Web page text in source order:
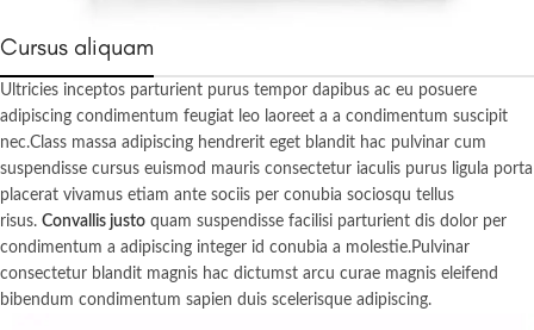
Cursus aliquam
Ultricies inceptos parturient purus tempor dapibus ac eu posuere
adipiscing condimentum feugiat leo laoreet a a condimentum suscipit
nec.Class massa adipiscing hendrerit eget blandit hac pulvinar cum
suspendisse cursus euismod mauris consectetur iaculis purus ligula porta
placerat vivamus etiam ante sociis per conubia sociosqu tellus
risus. Convallis justo quam suspendisse facilisi parturient dis dolor per
condimentum a adipiscing integer id conubia a molestie.Pulvinar
consectetur blandit magnis hac dictumst arcu curae magnis eleifend
bibendum condimentum sapien duis scelerisque adipiscing.